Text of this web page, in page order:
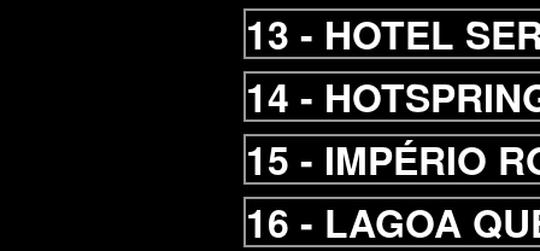
13 - HOTEL
14 -
15 - IMPÉRIO
16 - LAGOA